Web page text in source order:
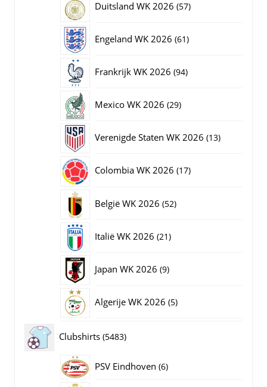
Duitsland WK 2026 5757
Engeland WK 2026 6161
Frankrijk WK 2026 9494
Mexico WK 2026 2929
Verenigde Staten WK 2026 1313
Colombia WK 2026 1717
België WK 2026 5252
Italië WK 2026 2121
Japan WK 2026 99
Algerije WK 2026 55
Clubshirts 54835483
producten
PSV Eindhoven 66